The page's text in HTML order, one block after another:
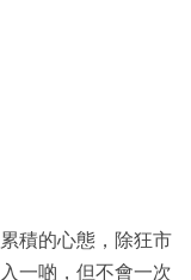
積的心態，除狂市
一啲，但不會一次